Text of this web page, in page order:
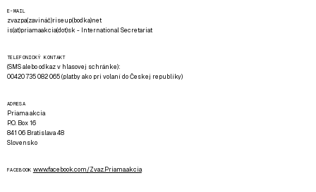
E-MAIL
zvazpa(zavináč)riseup(bodka)net
is(at)priamaakcia(dot)sk - International Secretariat
TELEFONICKÝ KONTAKT
(SMS alebo odkaz v hlasovej schránke):
00420 735 082 065 (platby ako pri volaní do Českej republiky)
ADRESA
Priama akcia
P.O. Box 16
841 06 Bratislava 48
Slovensko
FACEBOOK www.facebook.com/Zvaz.Priama.akcia